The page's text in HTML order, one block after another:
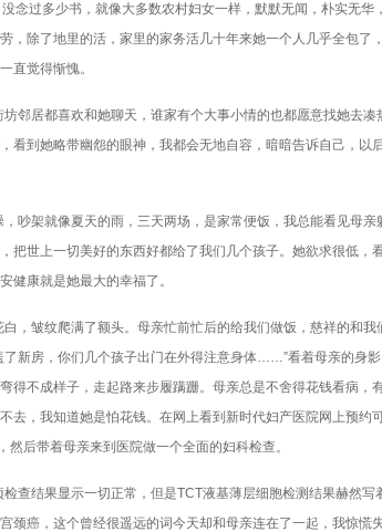
念过多少书，就像大多数农村妇女一样，默默无闻，朴实无华
，除了地里的活，家里的家务活几十年来她一个人几乎全包了
直觉得惭愧。
邻居都喜欢和她聊天，谁家有个大事小情的也都愿意找她去凑
看到她略带幽怨的眼神，我都会无地自容，暗暗告诉自己，以
吵架就像夏天的雨，三天两场，是家常便饭，我总能看见母亲
把世上一切美好的东西好都给了我们几个孩子。她欲求很低，
健康就是她最大的幸福了。
，皱纹爬满了额头。母亲忙前忙后的给我们做饭，慈祥的和我
新房，你们几个孩子出门在外得注意身体……”看着母亲的身影
得不成样子，走起路来步履蹒跚。母亲总是不舍得花钱看病，
去，我知道她是怕花钱。在网上看到新时代妇产医院网上预约
后带着母亲来到医院做一个全面的妇科检查。
查结果显示一切正常，但是TCT液基薄层细胞检测结果赫然写
颈癌，这个曾经很遥远的词今天却和母亲连在了一起，我惊慌